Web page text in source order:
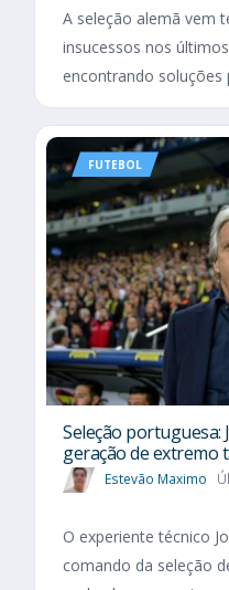
A seleção alemã vem
insucessos nos
encontrando soluções
FUTEBOL
Seleção portuguesa:
geração de extremo
Estevão Maximo
O experiente técnico
comando da seleção